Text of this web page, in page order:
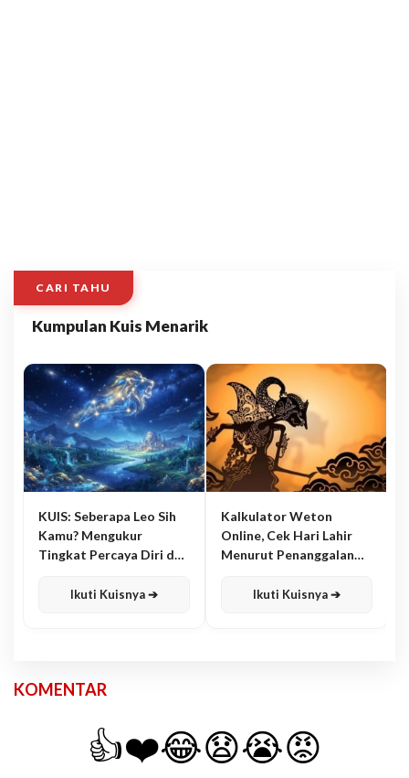
CARI TAHU
Kumpulan Kuis Menarik
KUIS: Seberapa Leo Sih
Kamu? Mengukur
Tingkat Percaya Diri dan
Ikuti Kuisnya ➔
Kalkulator Weton
Online, Cek Hari Lahir
Menurut Penanggalan
Ikuti Kuisnya ➔
KOMENTAR
👍❤️😂😧😭😡